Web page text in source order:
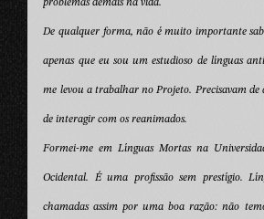
problemas demais na vida.
De qualquer forma, não é muito importante
apenas que eu sou um estudioso de línguas
me levou a trabalhar no Projeto. Precisavam de
de interagir com os reanimados.
Formei-me em Línguas Mortas na
Ocidental. É uma profissão sem prestígio.
chamadas assim por uma boa razão: não